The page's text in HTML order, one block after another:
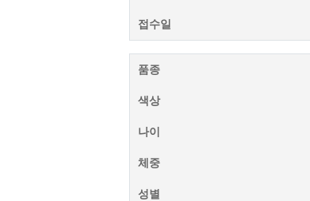
접수일
품종
색상
나이
체중
성별